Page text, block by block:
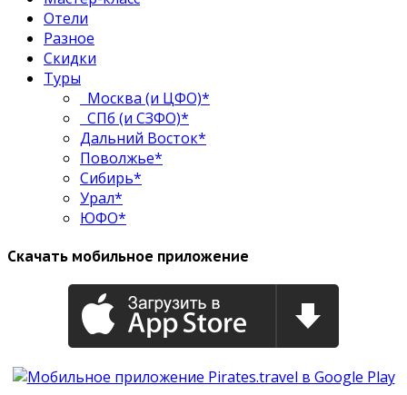
Отели
Разное
Скидки
Туры
Москва (и ЦФО)*
СПб (и СЗФО)*
Дальний Восток*
Поволжье*
Сибирь*
Урал*
ЮФО*
Скачать мобильное приложение